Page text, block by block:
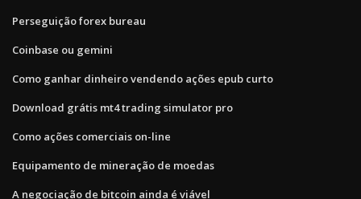
Perseguição forex bureau
Coinbase ou gemini
Como ganhar dinheiro vendendo ações epub curto
Download grátis mt4 trading simulator pro
Como ações comerciais on-line
Equipamento de mineração de moedas
A negociação de bitcoin ainda é viável